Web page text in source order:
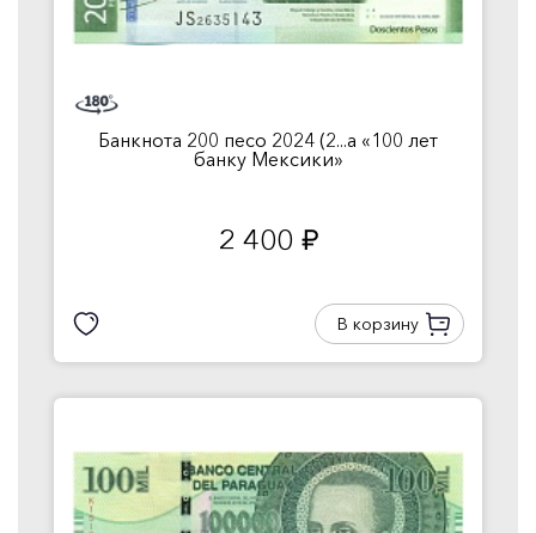
Банкнота 200 песо 2024 (2...а «100 лет
банку Мексики»
2 400 руб.
В корзину